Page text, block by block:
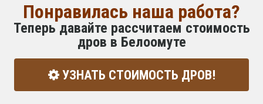
Понравилась наша работа?
Теперь давайте рассчитаем стоимость
дров в Белоомуте
УЗНАТЬ СТОИМОСТЬ ДРОВ!